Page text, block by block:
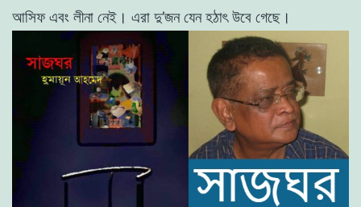
আসিফএবং লীনা নেই। এরা দু’জনযেনহঠাৎ উবে গেছে ।